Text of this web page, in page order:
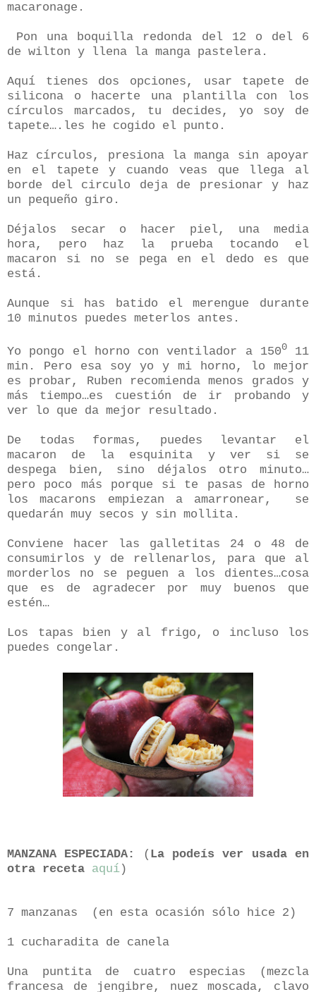
macaronage.
Pon una boquilla redonda del 12 o del 6
de wilton y llena la manga pastelera.
Aquí tienes dos opciones, usar tapete de
silicona o hacerte una plantilla con los
círculos marcados, tu decides, yo soy de
tapete….les he cogido el punto.
Haz círculos, presiona la manga sin apoyar
en el tapete y cuando veas que llega al
borde del circulo deja de presionar y haz
un pequeño giro.
Déjalos secar o hacer piel, una media
hora, pero haz la prueba tocando el
macaron si no se pega en el dedo es que
está.
Aunque si has batido el merengue durante
10 minutos puedes meterlos antes.
Yo pongo el horno con ventilador a 150011
min. Pero esa soy yo y mi horno, lo mejor
es probar, Ruben recomienda menos grados y
más tiempo…es cuestión de ir probando y
ver lo que da mejor resultado.
De todas formas, puedes levantar el
macaron de la esquinita y ver si se
despega bien, sino déjalos otro minuto…
pero poco más porque si te pasas de horno
los macarons empiezan a amarronear,
se
quedarán muy secos y sin mollita.
Conviene hacer las galletitas 24 o 48 de
consumirlos y de rellenarlos, para que al
morderlos no se peguen a los dientes…cosa
que es de agradecer por muy buenos que
estén…
Los tapas bien y al frigo, o incluso los
puedes congelar.
MANZANA ESPECIADA: ( La podeís ver usada en
otra receta aquí)
7 manzanas (en esta ocasión sólo hice 2)
1 cucharadita de canela
Una puntita de cuatro especias (mezcla
francesa de jengibre, nuez moscada, clavo